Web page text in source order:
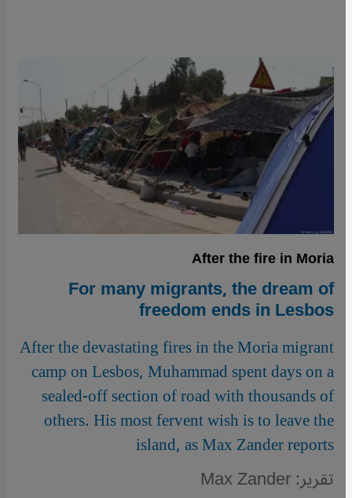
After the fire in Moria
For many migrants, the dream of
freedom ends in Lesbos
After the devastating fires in the Moria migrant
camp on Lesbos, Muhammad spent days on a
sealed-off section of road with thousands of
others. His most fervent wish is to leave the
island, as Max Zander reports
تقرير: Max Zander